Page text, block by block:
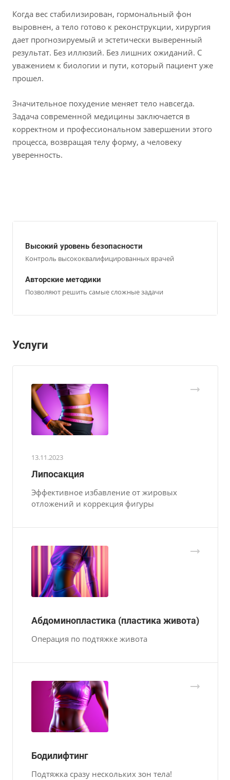
Когда вес стабилизирован, гормональный фон
выровнен, а тело готово к реконструкции, хирургия
дает прогнозируемый и эстетически выверенный
результат. Без иллюзий. Без лишних ожиданий. С
уважением к биологии и пути, который пациент уже
прошел.
Значительное похудение меняет тело навсегда.
Задача современной медицины заключается в
корректном и профессиональном завершении этого
процесса, возвращая телу форму, а человеку
уверенность.
Высокий уровень безопасности
Контроль высококвалифицированных врачей
Авторские методики
Позволяют решить самые сложные задачи
Услуги
13.11.2023
Липосакция
Эффективное избавление от жировых
отложений и коррекция фигуры
Абдоминопластика (пластика живота)
Операция по подтяжке живота
Бодилифтинг
Подтяжка сразу нескольких зон тела!